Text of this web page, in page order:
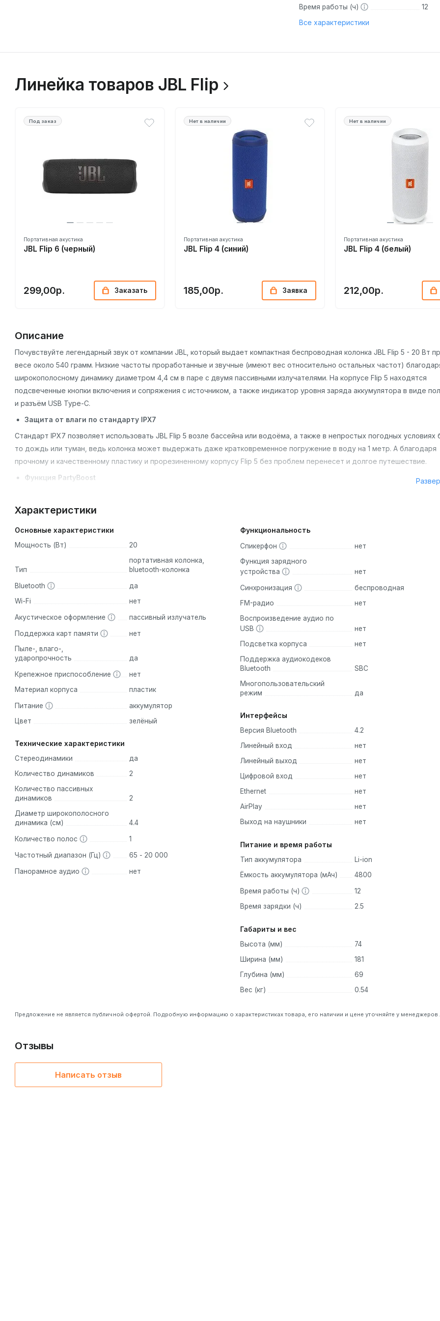
Время работы (ч) 12
Все характеристики
Линейка товаров JBL Flip
Под заказ
Портативная акустика
JBL Flip 6 (черный)
299,00р. Заказать
Нет в наличии
Портативная акустика
JBL Flip 4 (синий)
185,00р. Заявка
Нет в наличии
Портативная акустика
JBL Flip 4 (белый)
212,00р.
Описание
Почувствуйте легендарный звук от компании JBL, который выдает компактная беспроводная колонка JBL Flip 5 - 20 Вт
весе около 540 грамм. Низкие частоты проработанные и звучные (имеют вес относительно остальных частот)
широкополосному динамику диаметром 4,4 см в паре с двумя пассивными излучателями. На корпусе Flip 5 находятся
подсвеченные кнопки включения и сопряжения с источником, а также индикатор уровня заряда аккумулятора в виде
и разъём USB Type-C.
Защита от влаги по стандарту IPX7
Стандарт IPX7 позволяет использовать JBL Flip 5 возле бассейна или водоёма, а также в непростых погодных условиях
то дождь или туман, ведь колонка может выдержать даже кратковременное погружение в воду на 1 метр. А благодаря
прочному и качественному пластику и прорезиненному корпусу Flip 5 без проблем перенесет и долгое путешествие.
Функция PartyBoost
музыкальную систему, чтобы создать максимально громкую и зажигательную вечеринку. Музыка при этом синхронно
JBL Connect и JBL Connect+.
Время автономной работы до 12 часов
С bluetooth колонкой JBL Flip 5 ваша вечеринка не закончится неожиданно. Наслаждайтесь любимыми треками до 12
перерыва благодаря встроенному Li-ion аккумулятору ёмкостью 4800 мАч (но обратите внимание, что точное время
автономной работы будет зависеть от уровня громкости, на котором вы слушаете музыку). Для полной зарядки самого
аккумулятора вам понадобится примерно 2,5 часа.
13 ярких и заметных цветов
Выбирайте любой цвет, который подходит вашему настроению - желтый, розовый, бирюзовый, а может быть черно-
камуфляж или black star?
Характеристики
Основные характеристики
Мощность (Вт) 20
Тип
портативная колонка,
bluetooth-колонка
Bluetooth
да
Wi-Fi
нет
Акустическое оформление пассивный излучатель
Поддержка карт памяти
нет
Пыле-, влаго-,
ударопрочность
да
Крепежное приспособление
нет
Материал корпуса
пластик
Питание
аккумулятор
Цвет
зелёный
Технические характеристики
Стереодинамики
да
Количество динамиков
2
Количество пассивных
динамиков
2
Диаметр широкополосного
динамика (см)
4.4
Количество полос 1
Частотный диапазон (Гц) 65 - 20 000
Панорамное аудио нет
Функциональность
Спикерфон
нет
Функция зарядного
устройства
нет
Синхронизация
беспроводная
FM-радио
нет
Воспроизведение аудио по
USB
нет
Подсветка корпуса
нет
Поддержка аудиокодеков
Bluetooth
SBC
Многопользовательский
режим
да
Интерфейсы
Версия Bluetooth
4.2
Линейный вход
нет
Линейный выход
нет
Цифровой вход
нет
Ethernet
нет
AirPlay
нет
Выход на наушники
нет
Питание и время работы
Тип аккумулятора
Li-ion
Ёмкость аккумулятора (мАч)
4800
Время работы (ч)
12
Время зарядки (ч)
2.5
Габариты и вес
Высота (мм)
74
Ширина (мм)
181
Глубина (мм)
69
Вес (кг)
0.54
Предложение не является публичной офертой. Подробную информацию о характеристиках товара, его наличии и цене уточняйте у менеджеров.
Отзывы
Написать отзыв